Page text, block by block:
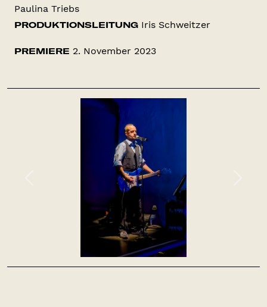
Paulina Triebs
PRODUKTIONSLEITUNG Iris Schweitzer
PREMIERE 2. November 2023